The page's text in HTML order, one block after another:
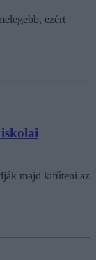
ezért
majd kifűteni az